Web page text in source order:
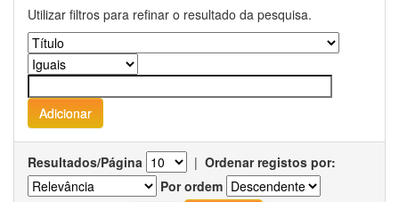
Utilizar filtros para refinar o resultado da pesquisa.
Resultados/Página | Ordenar registos por:
Por ordem